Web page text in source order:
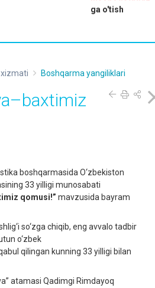
ga o'tish
Boshqarma yangiliklari
boshqarmasida O‘zbekiston
33 yilligi munosabati
qomusi!” mavzusida bayram
so‘zga chiqib, eng avvalo tadbir
o‘zbek
qilingan kunning 33 yilligi bilan
atamasi Qadimgi Rimdayoq